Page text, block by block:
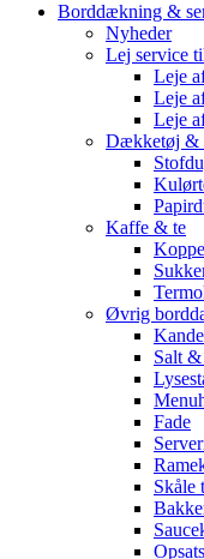
Borddækning &
Nyheder
Lej service
Leje
Leje
Leje
Dækketøj &
Kaffe & te
Øvrig
Salt
Fade
Skåle